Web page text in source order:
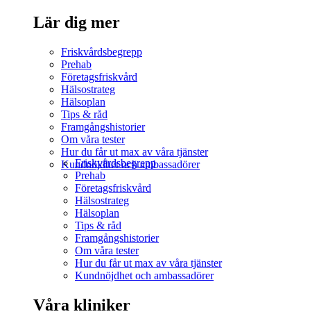
Lär dig mer
Friskvårdsbegrepp
Prehab
Företagsfriskvård
Hälsostrateg
Hälsoplan
Tips & råd
Framgångshistorier
Om våra tester
Hur du får ut max av våra tjänster
Kundnöjdhet och ambassadörer
Friskvårdsbegrepp
Prehab
Företagsfriskvård
Hälsostrateg
Hälsoplan
Tips & råd
Framgångshistorier
Om våra tester
Hur du får ut max av våra tjänster
Kundnöjdhet och ambassadörer
Våra kliniker